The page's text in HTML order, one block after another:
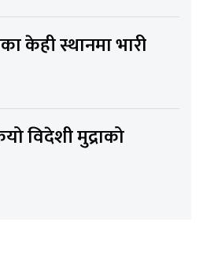
केही स्थानमा भारी
विदेशी मुद्राको